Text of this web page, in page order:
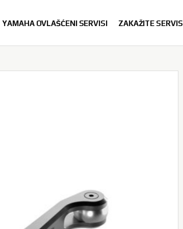
YAMAHA OVLAŠĆENI SERVISI ZAKAŽITE SERVIS